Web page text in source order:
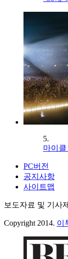
5.
마이
PC버전
공지사항
사이트맵
보도자료 및 기사
Copyright 2014. 이